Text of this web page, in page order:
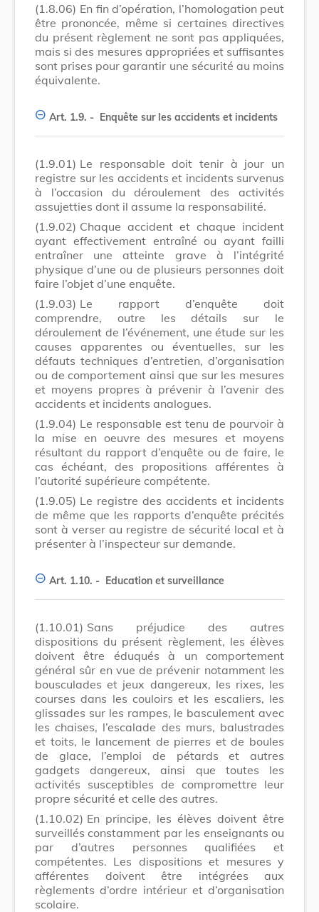
(1.8.06) En fin d’opération, l’homologation peut
être prononcée, même si certaines directives
du présent règlement ne sont pas appliquées,
mais si des mesures appropriées et suffisantes
sont prises pour garantir une sécurité au moins
équivalente.
Art. 1.9. - Enquête sur les accidents et incidents
(1.9.01) Le responsable doit tenir à jour un
registre sur les accidents et incidents survenus
à l’occasion du déroulement des activités
assujetties dont il assume la responsabilité.
(1.9.02) Chaque accident et chaque incident
ayant effectivement entraîné ou ayant failli
entraîner une atteinte grave à l’intégrité
physique d’une ou de plusieurs personnes doit
faire l’objet d’une enquête.
(1.9.03) Le rapport d’enquête doit
comprendre, outre les détails sur le
déroulement de l’événement, une étude sur les
causes apparentes ou éventuelles, sur les
défauts techniques d’entretien, d’organisation
ou de comportement ainsi que sur les mesures
et moyens propres à prévenir à l’avenir des
accidents et incidents analogues.
(1.9.04) Le responsable est tenu de pourvoir à
la mise en oeuvre des mesures et moyens
résultant du rapport d’enquête ou de faire, le
cas échéant, des propositions afférentes à
l’autorité supérieure compétente.
(1.9.05) Le registre des accidents et incidents
de même que les rapports d’enquête précités
sont à verser au registre de sécurité local et à
présenter à l’inspecteur sur demande.
Art. 1.10. - Education et surveillance
(1.10.01) Sans préjudice des autres
dispositions du présent règlement, les élèves
doivent être éduqués à un comportement
général sûr en vue de prévenir notamment les
bousculades et jeux dangereux, les rixes, les
courses dans les couloirs et les escaliers, les
glissades sur les rampes, le basculement avec
les chaises, l’escalade des murs, balustrades
et toits, le lancement de pierres et de boules
de glace, l’emploi de pétards et autres
gadgets dangereux, ainsi que toutes les
activités susceptibles de compromettre leur
propre sécurité et celle des autres.
(1.10.02) En principe, les élèves doivent être
surveillés constamment par les enseignants ou
par d’autres personnes qualifiées et
compétentes. Les dispositions et mesures y
afférentes doivent être intégrées aux
règlements d’ordre intérieur et d’organisation
scolaire.